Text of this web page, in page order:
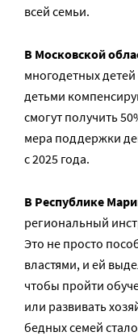
всей семьи.
В Московской
многодетных
детьми
смогут получить
мера поддержки
с 2025 года.
В Республике
региональный
Это не просто
властями, и ей
чтобы пройти
или развивать
бедных семей